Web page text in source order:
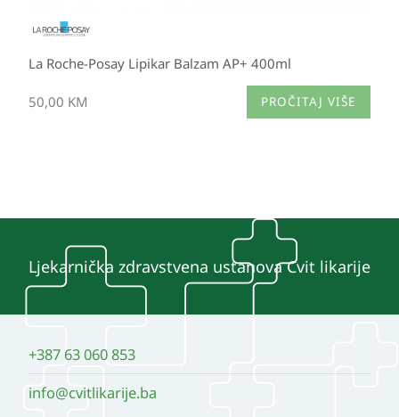
La Roche-Posay Lipikar Balzam AP+ 400ml
50,00 KM PROČITAJ VIŠE
Ljekarnička zdravstvena ustanova Cvit likarije
+387 63 060 853
info@cvitlikarije.ba